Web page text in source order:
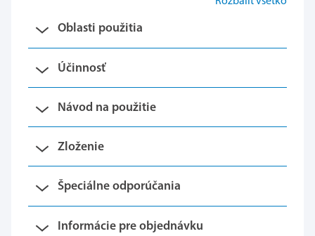
Oblasti použitia
Účinnosť
Návod na použitie
Zloženie
Špeciálne odporúčania
Informácie pre objednávku